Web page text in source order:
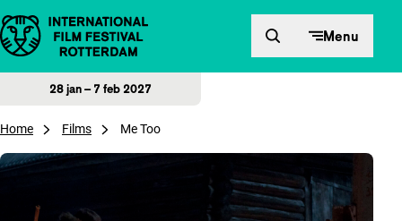
Direct naar inhoud Menu
28 jan – 7 feb 2027
Home Films Me Too